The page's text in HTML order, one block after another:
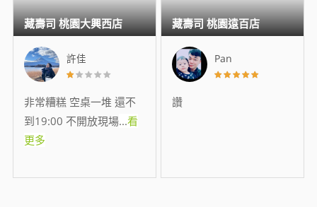
許佳
非常糟糕 空桌一堆 還不
到19:00 不開放現場...看
更多
藏壽司 桃園大興西店
Pan
讚
藏壽司 桃園遠百店